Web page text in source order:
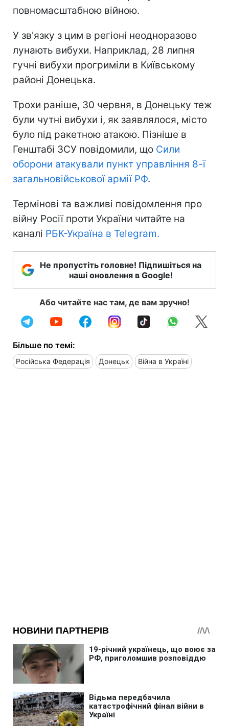
повномасштабною війною.
У зв'язку з цим в регіоні неодноразово
лунають вибухи. Наприклад, 28 липня
гучні вибухи прогриміли в Київському
районі Донецька.
Трохи раніше, 30 червня, в Донецьку теж
були чутні вибухи і, як заявлялося, місто
було під ракетною атакою. Пізніше в
Генштабі ЗСУ повідомили, що Сили
оборони атакували пункт управління 8-ї
загальновійськової армії РФ.
Термінові та важливі повідомлення про
війну Росії проти України читайте на
каналі РБК-Україна в Telegram.
Не пропустіть головне! Підпишіться на
наші оновлення в Google!
Або читайте нас там, де вам зручно!
Більше по темі:
Російська Федерація Донецьк Війна в Україні